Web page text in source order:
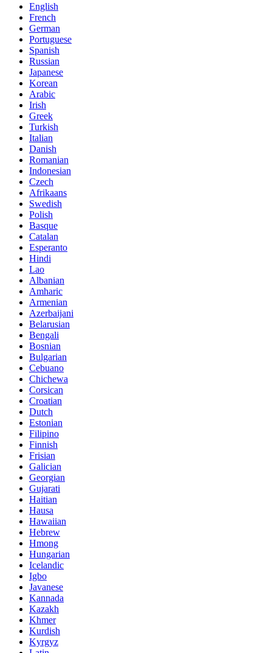
English
French
German
Portuguese
Spanish
Russian
Japanese
Korean
Arabic
Irish
Greek
Turkish
Italian
Danish
Romanian
Indonesian
Czech
Afrikaans
Swedish
Polish
Basque
Catalan
Esperanto
Hindi
Lao
Albanian
Amharic
Armenian
Azerbaijani
Belarusian
Bengali
Bosnian
Bulgarian
Cebuano
Chichewa
Corsican
Croatian
Dutch
Estonian
Filipino
Finnish
Frisian
Galician
Georgian
Gujarati
Haitian
Hausa
Hawaiian
Hebrew
Hmong
Hungarian
Icelandic
Igbo
Javanese
Kannada
Kazakh
Khmer
Kurdish
Kyrgyz